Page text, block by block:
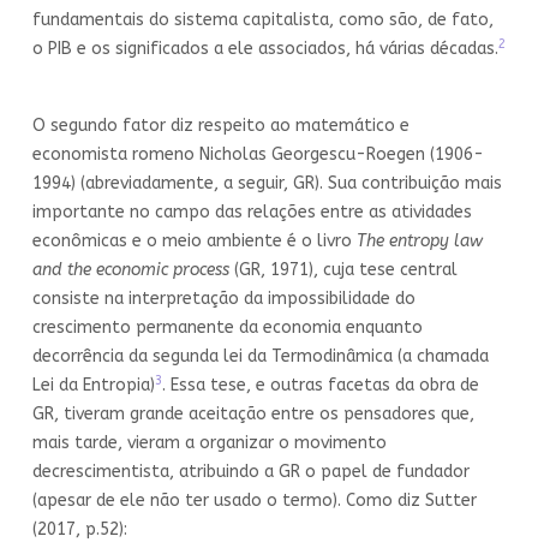
fundamentais do sistema capitalista, como são, de fato,
o PIB e os significados a ele associados, há várias décadas.2
O segundo fator diz respeito ao matemático e
economista romeno Nicholas Georgescu-Roegen (1906-
1994) (abreviadamente, a seguir, GR). Sua contribuição mais
importante no campo das relações entre as atividades
econômicas e o meio ambiente é o livro The entropy law
and the economic process (GR, 1971), cuja tese central
consiste na interpretação da impossibilidade do
crescimento permanente da economia enquanto
decorrência da segunda lei da Termodinâmica (a chamada
Lei da Entropia)3. Essa tese, e outras facetas da obra de
GR, tiveram grande aceitação entre os pensadores que,
mais tarde, vieram a organizar o movimento
decrescimentista, atribuindo a GR o papel de fundador
(apesar de ele não ter usado o termo). Como diz Sutter
(2017, p.52):